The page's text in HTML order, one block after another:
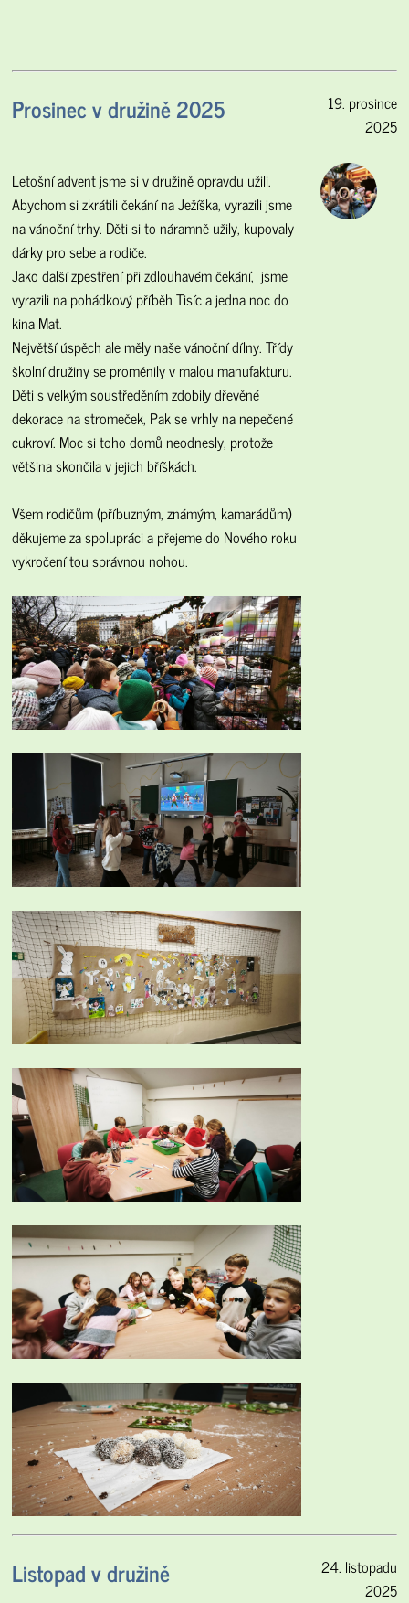
Prosinec v družině 2025
Letošní advent jsme si v družině opravdu užili.
Abychom si zkrátili čekání na Ježíška, vyrazili jsme
na vánoční trhy. Děti si to náramně užily, kupovaly
dárky pro sebe a rodiče.
Jako další zpestření při zdlouhavém čekání, jsme
vyrazili na pohádkový příběh Tisíc a jedna noc do
kina Mat.
Největší úspěch ale měly naše vánoční dílny. Třídy
školní družiny se proměnily v malou manufakturu.
Děti s velkým soustředěním zdobily dřevěné
dekorace na stromeček, Pak se vrhly na nepečené
cukroví. Moc si toho domů neodnesly, protože
většina skončila v jejich bříškách.
Všem rodičům (příbuzným, známým, kamarádům)
děkujeme za spolupráci a přejeme do Nového roku
vykročení tou správnou nohou.
19. prosince
2025
Listopad v družině
24. listopadu
2025